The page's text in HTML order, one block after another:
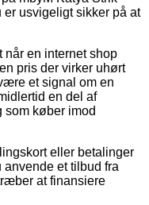
er usvigeligt sikker på at
når en internet shop
pris der virker uhørt
et signal om en
en del af
som køber imod
eller betalinger
et tilbud fra
at finansiere